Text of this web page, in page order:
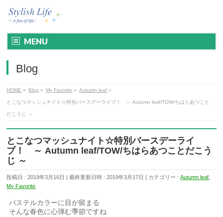
MENU
Blog
HOME » Blog » My Favorite » Autumn leaf »
とこなつマッシュナイト☆特別バースデーライブ！ ～ Autumn leaf/TOW/ちはらあつこと
だこうじ ～
とこなつマッシュナイト☆特別バースデーライ
ブ！ ～ Autumn leaf/TOW/ちはらあつことだこう
じ ～
投稿日 : 2019年3月16日 最終更新日時 : 2019年3月17日 カテゴリー :Autumn leaf
My Favorite
パステルカラーに目が留まる
そんな春色に心弾む季節ですね